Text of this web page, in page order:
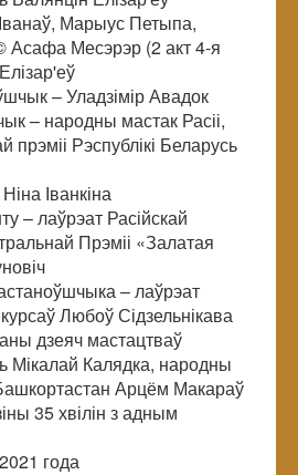
Марыус Петыпа,
Асафа Месэрэр (2 акт 4-я
– Уладзімір Авадок
– народны мастак Расіі,
Рэспублікі Беларусь
Іванкіна
– лаўрэат Расійскай
Прэміі «Залатая
– лаўрэат
Любоў Сідзельнікава
дзеяч мастацтваў
Мікалай Калядка, народны
Арцём Макараў
35 хвілін з адным
года